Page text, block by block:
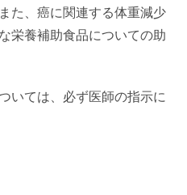
た、癌に関連する体重減少
栄養補助食品についての助
いては、必ず医師の指示に